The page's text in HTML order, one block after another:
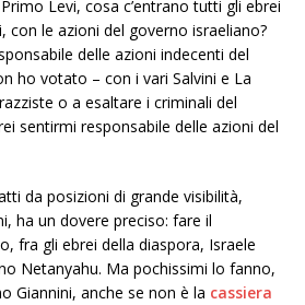
Levi, cosa c’entrano tutti gli ebrei
con le azioni del governo israeliano?
delle azioni indecenti del
ho votato – con i vari Salvini e La
o a esaltare i criminali del
sentirmi responsabile delle azioni del
da posizioni di grande visibilità,
ha un dovere preciso: fare il
fra gli ebrei della diaspora, Israele
Netanyahu. Ma pochissimi lo fanno,
Giannini, anche se non è la cassiera